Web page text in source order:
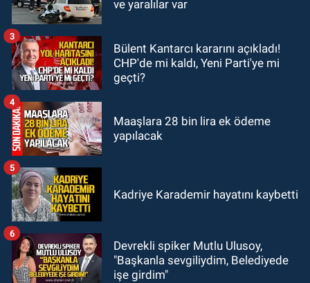
GÜNDEM
18:44Zonguldak'ta araç yayaya
çarptı: Ağır yaralanan yaya tedavi
ve yaralılar var
Bülent Kantarcı kararını açıkladı!
CHP'de mi kaldı, Yeni Parti'ye mi
geçti?
3
Maaşlara 28 bin lira ek ödeme
yapılacak
4
Kadriye Karademir hayatını kaybetti
5
Devrekli spiker Mutlu Ulusoy,
"Başkanla sevgiliydim, Belediyede
işe girdim"
6